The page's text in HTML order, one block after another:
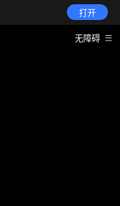
打开
无障碍